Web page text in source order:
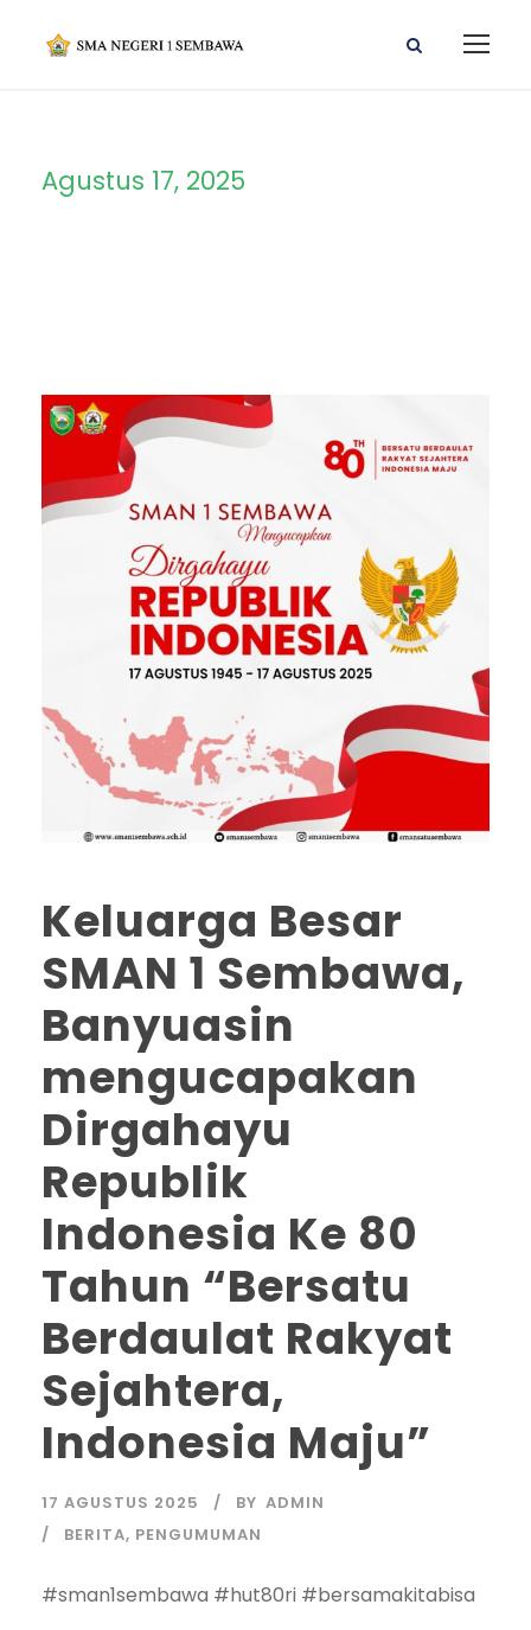
Agustus 17, 2025
Keluarga Besar
SMAN 1 Sembawa,
Banyuasin
mengucapakan
Dirgahayu
Republik
Indonesia Ke 80
Tahun “Bersatu
Berdaulat Rakyat
Sejahtera,
Indonesia Maju”
17 AGUSTUS 2025 BY ADMIN
BERITA, PENGUMUMAN
#sman1sembawa #hut80ri #bersamakitabisa